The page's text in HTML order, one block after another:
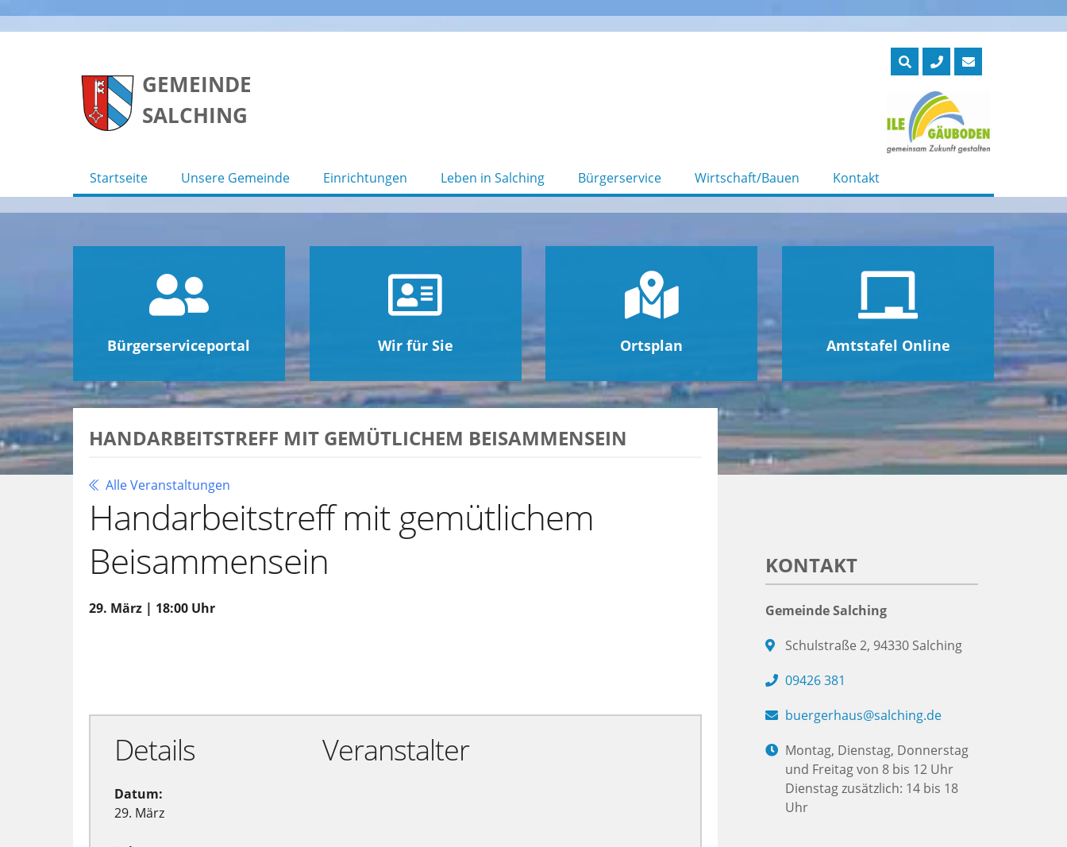
GEMEINDE
SALCHING
Startseite Unsere Gemeinde Einrichtungen Leben in Salching Bürgerservice Wirtschaft/Bauen Kontakt
Bürgerserviceportal Wir für Sie Ortsplan Amtstafel Online
HANDARBEITSTREFF MIT GEMÜTLICHEM BEISAMMENSEIN
Alle Veranstaltungen
Handarbeitstreff mit gemütlichem
Beisammensein
29. März | 18:00 Uhr
Details
Datum:
29. März
Veranstalter
KONTAKT
Gemeinde Salching
Schulstraße 2, 94330 Salching
09426 381
buergerhaus@salching.de
Montag, Dienstag, Donnerstag
und Freitag von 8 bis 12 Uhr
Dienstag zusätzlich: 14 bis 18
Uhr